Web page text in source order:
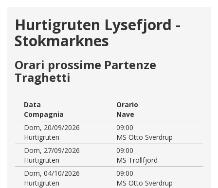
Hurtigruten Lysefjord -
Stokmarknes
Orari prossime Partenze
Traghetti
Data
Orario
Compagnia
Nave
Dom, 20/09/2026
09:00
Hurtigruten
MS Otto Sverdrup
Dom, 27/09/2026
09:00
Hurtigruten
MS Trollfjord
Dom, 04/10/2026
09:00
Hurtigruten
MS Otto Sverdrup